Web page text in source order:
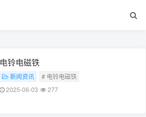
电铃电磁铁
新闻资讯
# 电铃电磁铁
2025-06-03
277